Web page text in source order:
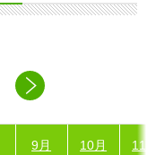
9月 10月